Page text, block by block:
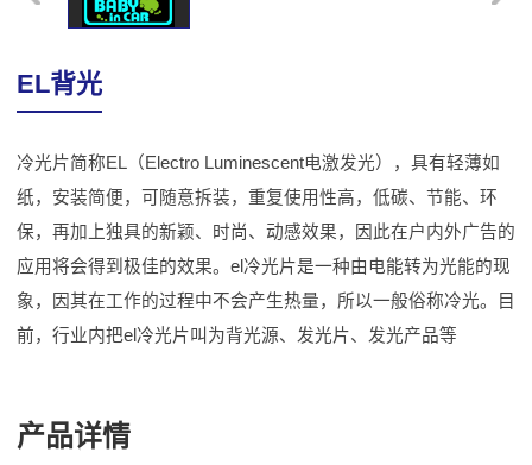
EL背光
冷光片简称EL（Electro Luminescent电激发光），具有轻薄如
纸，安装简便，可随意拆装，重复使用性高，低碳、节能、环
保，再加上独具的新颖、时尚、动感效果，因此在户内外广告的
应用将会得到极佳的效果。el冷光片是一种由电能转为光能的现
象，因其在工作的过程中不会产生热量，所以一般俗称冷光。目
前，行业内把el冷光片叫为背光源、发光片、发光产品等
产品详情